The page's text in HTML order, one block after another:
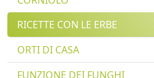
RICETTE CON LE ERBE
ORTI DI CASA
FUNZIONE DEI FUNGHI